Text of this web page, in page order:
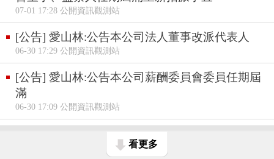
07-01 17:28 公開資訊觀測站
[公告] 愛山林:公告本公司法人董事改派代表人
06-30 17:29 公開資訊觀測站
[公告] 愛山林:公告本公司薪酬委員會委員任期屆
滿
06-30 17:09 公開資訊觀測站
看更多